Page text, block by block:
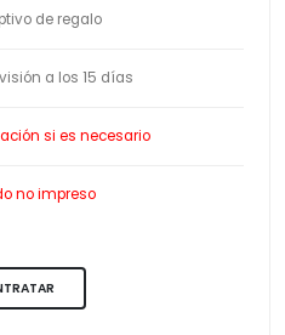
de regalo
a los 15 días
si es necesario
no impreso